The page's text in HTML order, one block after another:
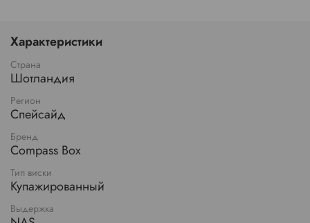
Характеристики
Страна
Шотландия
Регион
Спейсайд
Бренд
Compass Box
Тип виски
Купажированный
Выдержка